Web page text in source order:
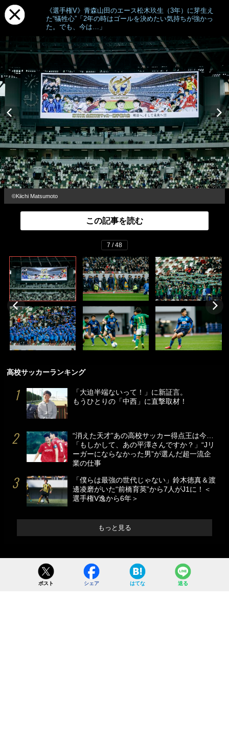
《選手権V》青森山田のエース松木玖生（3年）に芽生え
た“犠牲心”「2年の時はゴールを決めたい気持ちが強かっ
た。でも、今は…」
©︎Kiichi Matsumoto
この記事を読む
7 / 48
高校サッカーランキング
「大迫半端ないって！」に新証言。
もうひとりの「中西」に直撃取材！
“消えた天才”あの高校サッカー得点王は今…
「もしかして、あの平澤さんですか？」“Jリ
ーガーにならなかった男”が選んだ超一流企
業の仕事
「僕らは最強の世代じゃない」鈴木徳真＆渡
邊凌磨がいた“前橋育英”から7人がJ1に！＜
選手権V逸から6年＞
もっと見る
ポスト シェア はてな 送る